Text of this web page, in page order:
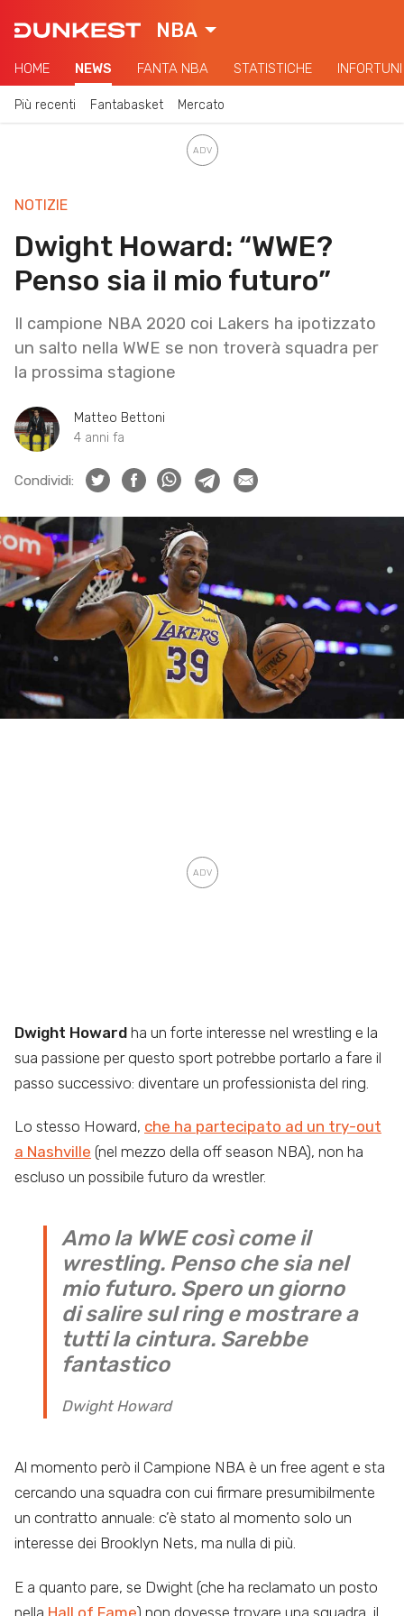
NBA
HOME NEWS FANTA NBA STATISTICHE INFORTUNI
Più recenti Fantabasket Mercato
NOTIZIE
Dwight Howard: “WWE?
Penso sia il mio futuro”
Il campione NBA 2020 coi Lakers ha ipotizzato
un salto nella WWE se non troverà squadra per
la prossima stagione
Matteo Bettoni
4 anni fa
Condividi:
Dwight Howard ha un forte interesse nel wrestling e la
sua passione per questo sport potrebbe portarlo a fare il
passo successivo: diventare un professionista del ring.
Lo stesso Howard, che ha partecipato ad un try-out
a Nashville (nel mezzo della off season NBA), non ha
escluso un possibile futuro da wrestler.
Amo la WWE così come il
wrestling. Penso che sia nel
mio futuro. Spero un giorno
di salire sul ring e mostrare a
tutti la cintura. Sarebbe
fantastico
Dwight Howard
Al momento però il Campione NBA è un free agent e sta
cercando una squadra con cui firmare presumibilmente
un contratto annuale: c’è stato al momento solo un
interesse dei Brooklyn Nets, ma nulla di più.
E a quanto pare, se Dwight (che ha reclamato un posto